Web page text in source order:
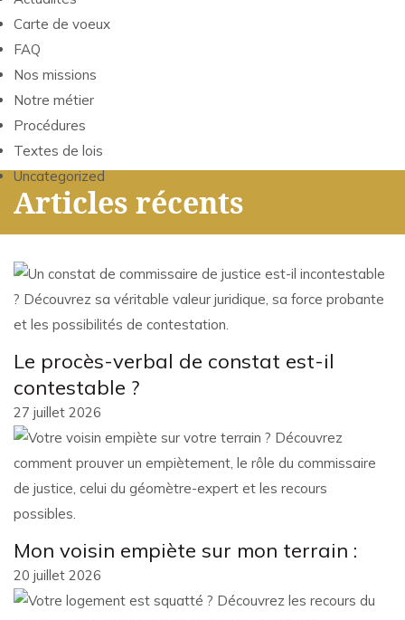
Carte de voeux
FAQ
Nos missions
Notre métier
Procédures
Textes de lois
Uncategorized
Articles récents
Le procès-verbal de constat est-il
contestable ?
27 juillet 2026
Mon voisin empiète sur mon terrain :
20 juillet 2026